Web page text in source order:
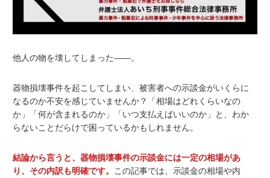
他人の物を壊してしまった——。
器物損壊事件を起こしてしまい、被害者への示談金がいくらに
なるのか不安を感じていませんか？「相場はどれくらいなの
か」「何が含まれるのか」「いつ支払えばいいのか」と、わか
らないことだらけで困っているかもしれません。
結論から言うと、器物損壊事件の示談金には一定の相場があ
り、その内訳も明確です。
この記事では、示談金の相場や内